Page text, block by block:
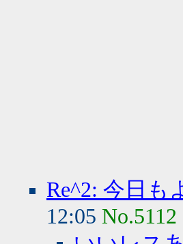
Re^2: 今日も
12:05 No.5112